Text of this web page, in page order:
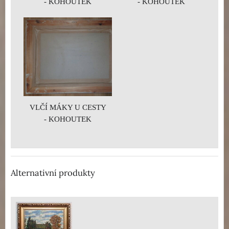
VLČÍ MÁKY U CESTY
- KOHOUTEK
Alternativní produkty